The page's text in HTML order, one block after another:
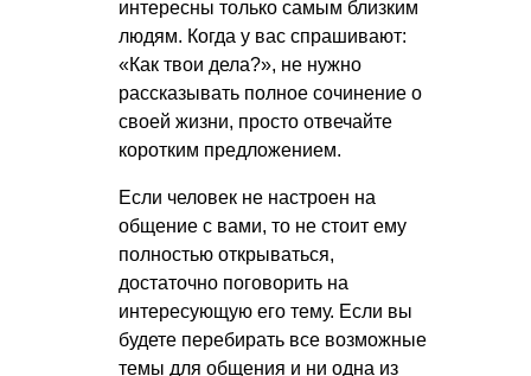
интересны только самым близким
людям. Когда у вас спрашивают:
«Как твои дела?», не нужно
рассказывать полное сочинение о
своей жизни, просто отвечайте
коротким предложением.
Если человек не настроен на
общение с вами, то не стоит ему
полностью открываться,
достаточно поговорить на
интересующую его тему. Если вы
будете перебирать все возможные
темы для общения и ни одна из